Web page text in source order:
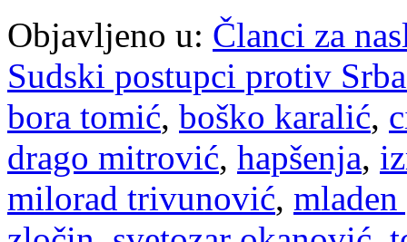
Objavljeno u: Članci za
Sudski postupci protiv
bora tomić, boško karalić,
drago mitrović, hapšenja,
milorad trivunović,